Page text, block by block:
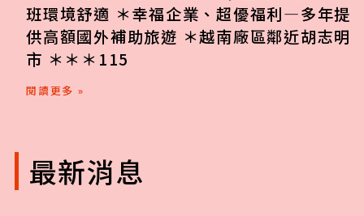
班環境舒適 ＊幸福企業、超優福利—多年提
供高額國外補助旅遊 ＊越南廠區鄰近胡志明
市 ＊＊＊115
閱讀更多 »
最新消息